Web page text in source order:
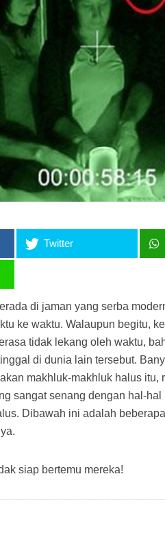
Twitter
di jaman yang serba
ke waktu. Walaupun begitu,
tidak lekang oleh waktu,
di dunia lain tersebut.
makhluk-makhluk halus itu,
sangat senang dengan hal-
Dibawah ini adalah
siap bertemu mereka!